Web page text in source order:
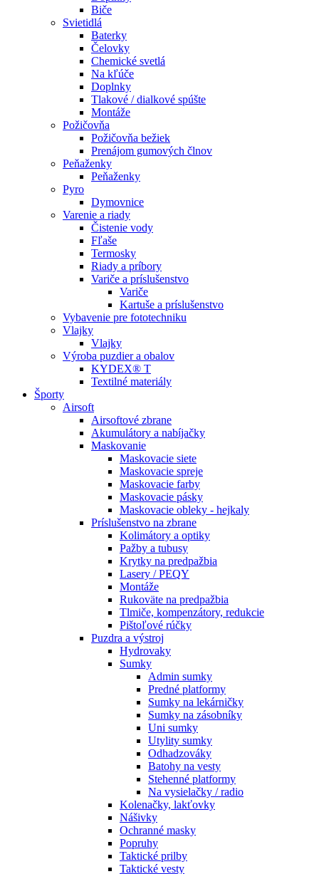
Biče
Svietidlá
Baterky
Čelovky
Chemické svetlá
Na kľúče
Doplnky
Tlakové / dialkové spúšte
Montáže
Požičovňa
Požičovňa bežiek
Prenájom gumových člnov
Peňaženky
Peňaženky
Pyro
Dymovnice
Varenie a riady
Čistenie vody
Fľaše
Termosky
Riady a príbory
Variče a príslušenstvo
Variče
Kartuše a príslušenstvo
Vybavenie pre fototechniku
Vlajky
Vlajky
Výroba puzdier a obalov
KYDEX® T
Textilné materiály
Športy
Airsoft
Airsoftové zbrane
Akumulátory a nabíjačky
Maskovanie
Maskovacie siete
Maskovacie spreje
Maskovacie farby
Maskovacie pásky
Maskovacie obleky - hejkaly
Príslušenstvo na zbrane
Kolimátory a optiky
Pažby a tubusy
Krytky na predpažbia
Lasery / PEQY
Montáže
Rukoväte na predpažbia
Tlmiče, kompenzátory, redukcie
Pištoľové rúčky
Puzdra a výstroj
Hydrovaky
Sumky
Admin sumky
Predné platformy
Sumky na lekárničky
Sumky na zásobníky
Uni sumky
Utylity sumky
Odhadzováky
Batohy na vesty
Stehenné platformy
Na vysielačky / radio
Kolenačky, lakťovky
Nášivky
Ochranné masky
Popruhy
Taktické prilby
Taktické vesty